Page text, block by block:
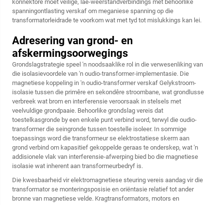
konnektore moet veilige, lae-weerstandverbindings met behoorlike
spanningontlasting verskaf om meganiese spanning op die
transformatorleidrade te voorkom wat met tyd tot mislukkings kan lei.
Adresering van grond- en
afskermingsoorwegings
Grondslagstrategie speel 'n noodsaaklike rol in die verwesenliking van
die isolasievoordele van 'n oudio-transformer-implementasie. Die
magnetiese koppeling in 'n oudio-transformer verskaf Gelykstroom-
isolasie tussen die primêre en sekondêre stroombane, wat grondlusse
verbreek wat brom en interferensie veroorsaak in stelsels met
veelvuldige grondpaaie. Behoorlike grondslag vereis dat
toestelkasgronde by een enkele punt verbind word, terwyl die oudio-
transformer die seingronde tussen toestelle isoleer. In sommige
toepassings word die transformeur se elektrostatiese skerm aan
grond verbind om kapasitief gekoppelde geraas te onderskep, wat 'n
addisionele vlak van interferensie-afwerping bied bo die magnetiese
isolasie wat inherent aan transformeurbedryf is.
Die kwesbaarheid vir elektromagnetiese steuring vereis aandag vir die
transformator se monteringsposisie en oriëntasie relatief tot ander
bronne van magnetiese velde. Kragtransformators, motors en